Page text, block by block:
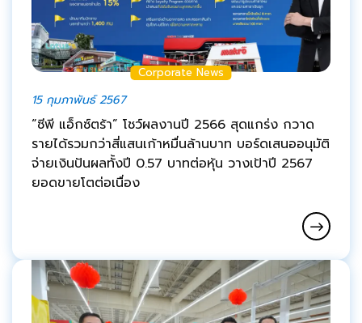
Corporate News
15 กุมภาพันธ์ 2567
“ซีพี แอ็กซ์ตร้า” โชว์ผลงานปี 2566 สุดแกร่ง กวาด
รายได้รวมกว่าสี่แสนเก้าหมื่นล้านบาท บอร์ดเสนออนุมัติ
จ่ายเงินปันผลทั้งปี 0.57 บาทต่อหุ้น วางเป้าปี 2567
ยอดขายโตต่อเนื่อง